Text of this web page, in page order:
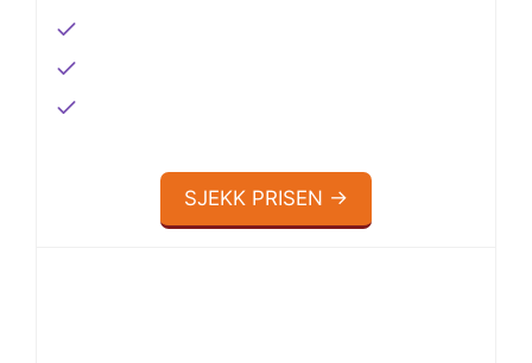
SJEKK PRISEN →